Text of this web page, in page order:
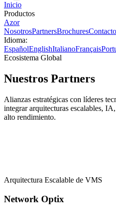
Inicio
Productos
Azor
NosotrosPartnersBrochuresContacto
Idioma:
EspañolEnglishItalianoFrançais
Ecosistema Global
Nuestros Partners
Alianzas estratégicas con líderes
integrar arquitecturas escalables,
alto rendimiento.
Arquitectura Escalable de VMS
Network Optix